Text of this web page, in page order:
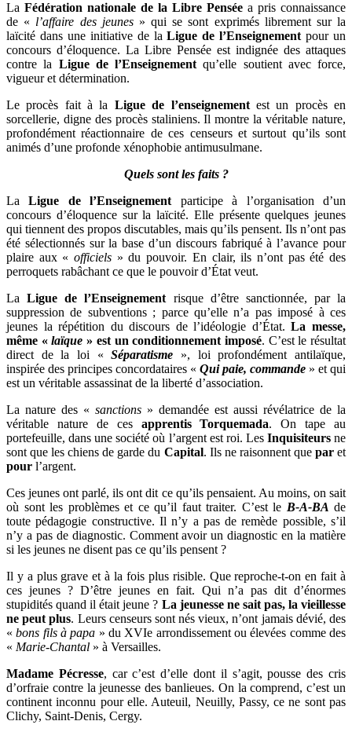
La Fédération nationale de la Libre Pensée a pris connaissance
de « l’affaire des jeunes» qui se sont exprimés librement sur la
laïcité dans une initiative de laLigue de l’Enseignementpour un
concours d’éloquence. La Libre Pensée est indignée des attaques
contre la Ligue de l’Enseignementqu’elle soutient avec force,
vigueur et détermination.
Le procès fait à la Ligue de l’enseignementest un procès en
sorcellerie, digne des procès staliniens. Il montre la véritable nature,
profondément réactionnaire de ces censeurs et surtout qu’ils sont
animés d’une profonde xénophobie antimusulmane.
Quels sont les faits ?
LaLigue de l’Enseignementparticipe à l’organisation d’un
concours d’éloquence sur la laïcité. Elle présente quelques jeunes
qui tiennent des propos discutables, mais qu’ils pensent. Ils n’ont pas
été sélectionnés sur la base d’un discours fabriqué à l’avance pour
plaire aux «officiels » du pouvoir. En clair, ils n’ont pas été des
perroquets rabâchant ce que le pouvoir d’État veut.
LaLigue de l’Enseignementrisque d’être sanctionnée, par la
suppression de subventions ; parce qu’elle n’a pas imposé à ces
jeunes la répétition du discours de l’idéologie d’État.La messe,
même «laïque » est un conditionnement imposé. C’est le résultat
direct de la loi «Séparatisme », loi profondément antilaïque,
inspirée des principes concordataires « Qui paie, commande » et qui
est un véritable assassinat de la liberté d’association.
La nature des « sanctions » demandée est aussi révélatrice de la
véritable nature de ces apprentis Torquemada. On tape au
portefeuille, dans une société où l’argent est roi. Les Inquisiteursne
sont que les chiens de garde du Capital. Ils ne raisonnent que paret
pour l’argent.
Ces jeunes ont parlé, ils ont dit ce qu’ils pensaient. Au moins, on sait
où sont les problèmes et ce qu’il faut traiter. C’est le B-A-BA de
toute pédagogie constructive. Il n’y a pas de remède possible, s’il
n’y a pas de diagnostic. Comment avoir un diagnostic en la matière
si les jeunes ne disent pas ce qu’ils pensent ?
Il y a plus grave et à la fois plus risible. Que reproche-t-on en fait à
ces jeunes ? D’être jeunes en fait. Qui n’a pas dit d’énormes
stupidités quand il était jeune ? La jeunesse ne sait pas, la vieillesse
ne peut plus. Leurs censeurs sont nés vieux, n’ont jamais dévié, des
«bons fils à papa » du XVIe arrondissement ou élevées comme des
« Marie-Chantal » à Versailles.
Madame Pécresse, car c’est d’elle dont il s’agit, pousse des cris
d’orfraie contre la jeunesse des banlieues. On la comprend, c’est un
continent inconnu pour elle. Auteuil, Neuilly, Passy, ce ne sont pas
Clichy, Saint-Denis, Cergy.